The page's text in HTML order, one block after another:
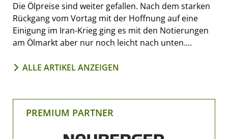
Die Ölpreise sind weiter gefallen. Nach dem starken
Rückgang vom Vortag mit der Hoffnung auf eine
Einigung im Iran-Krieg ging es mit den Notierungen
am Ölmarkt aber nur noch leicht nach unten....
ALLE ARTIKEL ANZEIGEN
PREMIUM PARTNER